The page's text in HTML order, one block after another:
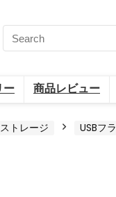
ー 商品レビュー
トレージ USBフ